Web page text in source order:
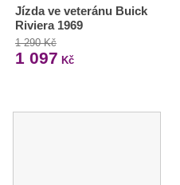
Jízda ve veteránu Buick
Riviera 1969
1 290 Kč
1 097 Kč